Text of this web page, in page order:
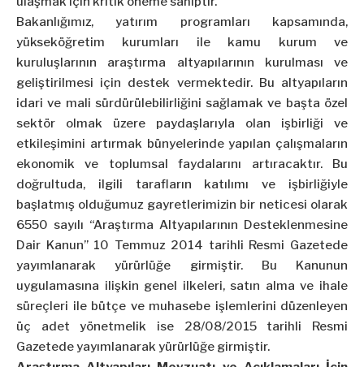
Bakanlığımız, yatırım programları kapsamında,
yükseköğretim kurumları ile kamu kurum ve
kuruluşlarının araştırma altyapılarının kurulması ve
geliştirilmesi için destek vermektedir. Bu altyapıların
idari ve mali sürdürülebilirliğini sağlamak ve başta özel
sektör olmak üzere paydaşlarıyla olan işbirliği ve
etkileşimini artırmak bünyelerinde yapılan çalışmaların
ekonomik ve toplumsal faydalarını artıracaktır. Bu
doğrultuda, ilgili tarafların katılımı ve işbirliğiyle
başlatmış olduğumuz gayretlerimizin bir neticesi olarak
6550 sayılı “Araştırma Altyapılarının Desteklenmesine
Dair Kanun” 10 Temmuz 2014 tarihli Resmi Gazetede
yayımlanarak yürürlüğe girmiştir. Bu Kanunun
uygulamasına ilişkin genel ilkeleri, satın alma ve ihale
süreçleri ile bütçe ve muhasebe işlemlerini düzenleyen
üç adet yönetmelik ise 28/08/2015 tarihli Resmi
Gazetede yayımlanarak yürürlüğe girmiştir.